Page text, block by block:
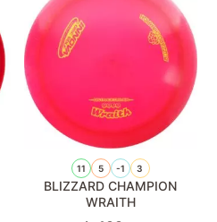
11 5 -1 3
BLIZZARD CHAMPION
WRAITH